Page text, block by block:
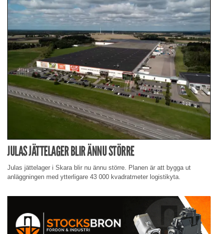
JULAS JÄTTELAGER BLIR ÄNNU STÖRRE
Julas jättelager i Skara blir nu ännu större. Planen är att bygga ut
anläggningen med ytterligare 43 000 kvadratmeter logistikyta.